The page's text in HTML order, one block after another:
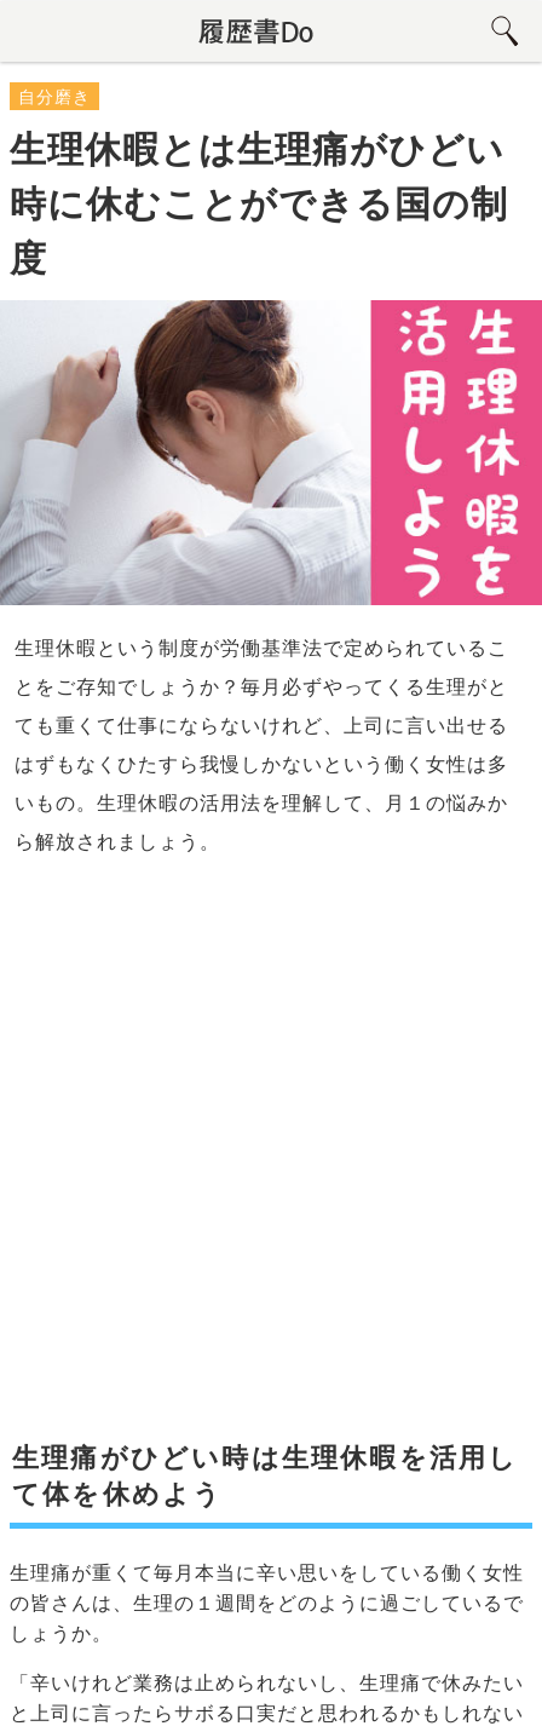
自分磨き
生理休暇とは生理痛がひどい
時に休むことができる国の制
度
生理休暇という制度が労働基準法で定められているこ
とをご存知でしょうか？毎月必ずやってくる生理がと
ても重くて仕事にならないけれど、上司に言い出せる
はずもなくひたすら我慢しかないという働く女性は多
いもの。生理休暇の活用法を理解して、月１の悩みか
ら解放されましょう。
生理痛がひどい時は生理休暇を活用し
て体を休めよう
生理痛が重くて毎月本当に辛い思いをしている働く女性
の皆さんは、生理の１週間をどのように過ごしているで
しょうか。
「辛いけれど業務は止められないし、生理痛で休みたい
と上司に言ったらサボる口実だと思われるかもしれない